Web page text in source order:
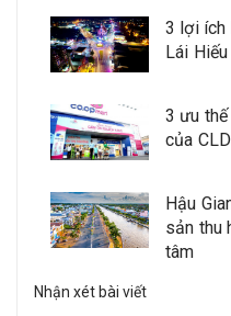
3 lợi ích
Lái Hiếu
3 ưu
của
Hậu
sản thu
tâm
Nhận xét bài viết